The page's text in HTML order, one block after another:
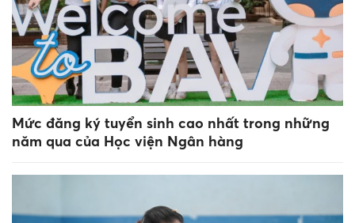
Mức đăng ký tuyển sinh cao nhất trong những
năm qua của Học viện Ngân hàng